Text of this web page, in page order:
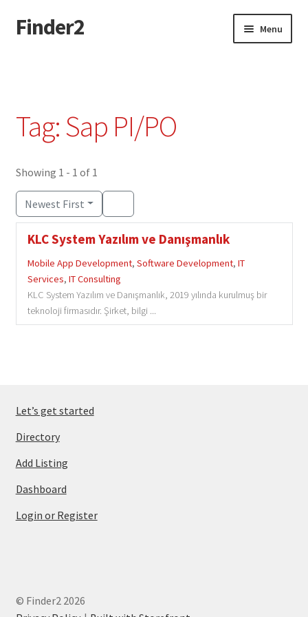
Skip
to
Skip
to
Finder2 Menu
Privacy Policy
Tag: Sap PI/PO
Showing 1 - 1 of 1
Newest First
KLC System Yazılım ve Danışmanlık
Mobile App Development, Software Development, IT
Services, IT Consulting
KLC System Yazılım ve Danışmanlık, 2019 yılında kurulmuş bir
teknoloji firmasıdır. Şirket, bilgi ...
Let’s get started
Directory
Add Listing
Dashboard
Login or Register
© Finder2 2026